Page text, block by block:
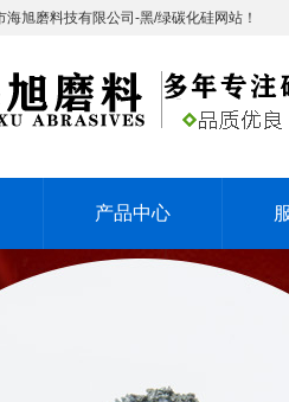
旭磨料技有限公司-黑/绿碳化硅网站！
产品中心